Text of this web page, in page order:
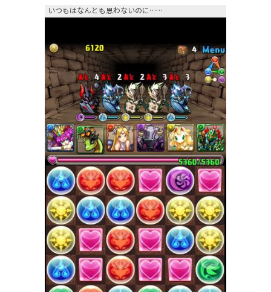
いつもはなんとも思わないのに……